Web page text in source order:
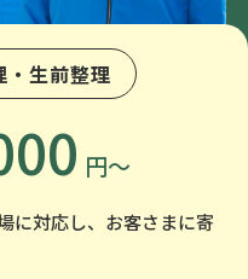
・生前整理
円〜
対応し、 お客さまに寄